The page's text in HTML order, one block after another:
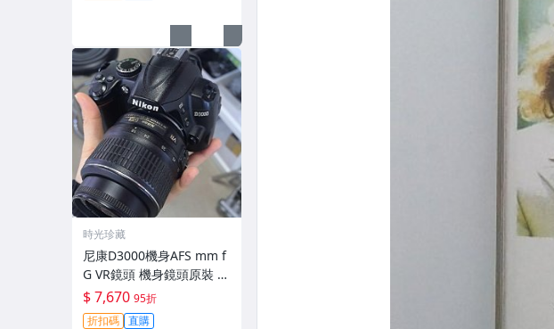
時光珍藏
尼康D3000機身AFS mm f
G VR鏡頭 機身鏡頭原裝 無
拆修無翻新 有輕微使用痕
跡 鏡頭-3430
$ 7,670 95折
折扣碼 直購